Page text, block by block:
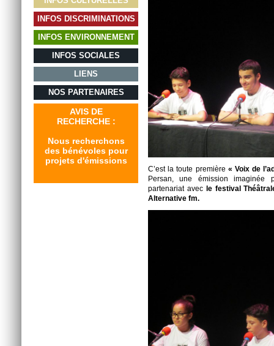
INFOS DISCRIMINATIONS
INFOS ENVIRONNEMENT
INFOS SOCIALES
LIENS
NOS PARTENAIRES
AVIS DE
RECHERCHE :
Nous recherchons
des bénévoles pour
projets d'émissions
C’est la toute première « Voix de
Persan, une émission imaginée
partenariat avecle festival
Alternative fm.